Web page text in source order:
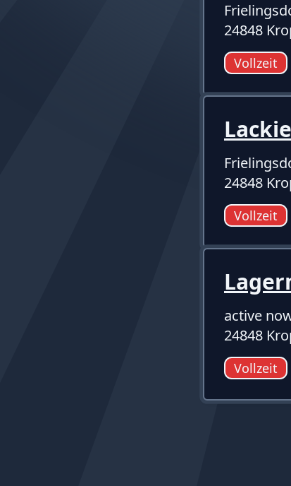
24848
Vollzeit
24848
Vollzeit
active
24848
Vollzeit